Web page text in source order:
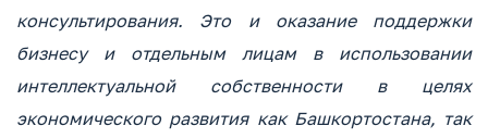
консультирования. Это и оказание поддержки
бизнесу и отдельным лицам в использовании
интеллектуальной собственности в целях
экономического развития как Башкортостана, так